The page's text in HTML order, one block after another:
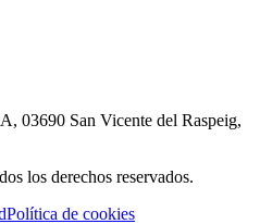
03690 San Vicente del Raspeig,
los derechos reservados.
Política de cookies